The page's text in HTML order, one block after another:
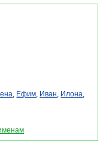
, Ефим, Иван, Илона,